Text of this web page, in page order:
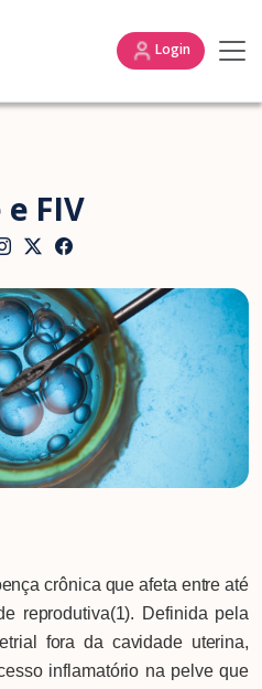
Login
FIV
crônica que afeta entre até
reprodutiva(1). Definida pela
fora da cavidade uterina,
inflamatório na pelve que